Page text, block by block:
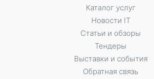
Каталог услуг
Новости IT
Статьи и обзоры
Тендеры
Выставки и события
Обратная связь